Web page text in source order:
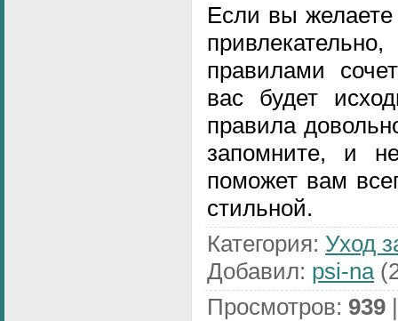
Если вы желаете
правилами
вас будет
правила
запомните, и
поможет вам
стильной.
Категория: Уход
Добавил: psi-na
Просмотров: 939